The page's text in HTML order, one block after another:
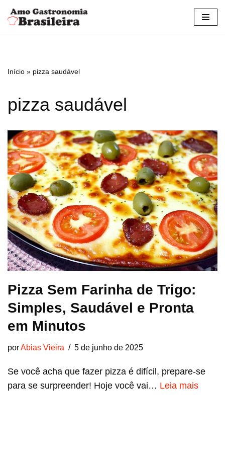
Pular
conteúdo
Início » pizza saudável
pizza saudável
Pizza Sem Farinha de Trigo:
Simples, Saudável e Pronta
em Minutos
porAbias Vieira 5 de junho de 2025
Se você acha que fazer pizza é difícil, prepare-se
para se surpreender! Hoje você vai… Leia mais